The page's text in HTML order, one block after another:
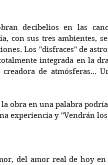
decibelios en las
con sus tres ambientes,
Los "disfraces" de
integrada en la
de atmósferas...
obra en una palabra
experiencia y "Vendrán
del amor real de hoy en